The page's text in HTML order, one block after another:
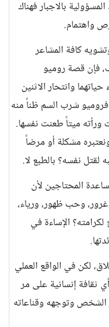
بالاجبار فهناك
واهتمام.
كافة المشاعر
فإن قصة روميو
وانتحار الاثنين
شرب السم ظناً منه
ميتاً طعنت نفسها.
مشكلة أو مرضاً
لقتل نفسه؟ بالطبع لا.
المحتاجين لأن
وحب ظهور، ورياء،
الإساءة في
لكن في الواقع العملي
ثقافة إنسانية على مر
الشخص وتوجهه وقناعاته